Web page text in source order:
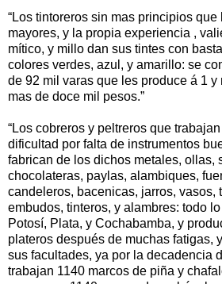
“Los tintoreros sin mas principios
mayores, y la propia experiencia ,
mítico, y millo dan sus tintes con
colores verdes, azul, y amarillo: se
de 92 mil varas que les produce á 1 y
mas de doce mil pesos.”
“Los cobreros y peltreros que
dificultad por falta de instrumentos
fabrican de los dichos metales, ollas,
chocolateras, paylas, alambiques,
candeleros, bacenicas, jarros, vasos,
embudos, tinteros, y alambres: todo
Potosí, Plata, y Cochabamba, y
plateros después de muchas fatigas,
sus facultades, ya por la decadencia
trabajan 1140 marcos de piña y